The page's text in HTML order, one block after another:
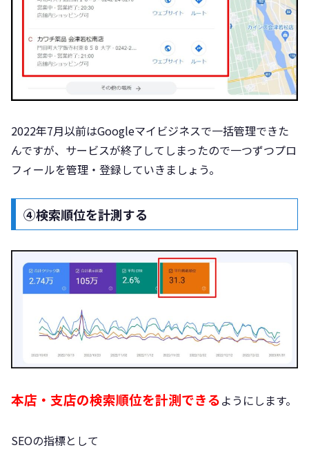
2022年7月以前はGoogleマイビジネスで一括管理できた
んですが、サービスが終了してしまったので一つずつプロ
フィールを管理・登録していきましょう。
④検索順位を計測する
本店・支店の検索順位を計測できるようにします。
SEOの指標として